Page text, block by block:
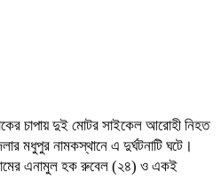
চাপায় দুই মোটর সাইকেল আরোহী নিহত
মধুপুর নামকস্থানে এ দুর্ঘটনাটি ঘটে।
গ্রামের এনামুল হক রুবেল (২৪) ও একই